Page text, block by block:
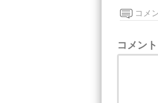
コメ
コメン